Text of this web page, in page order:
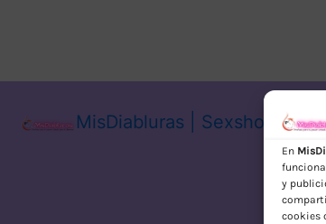
En
y
cookies
MisDiabluras | Sexshop